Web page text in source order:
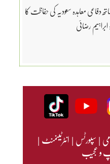
دفاعی معاہدہ سعودیہ کی حفاظت کا
رضائی
|سپورٹس|انٹرٹینمنٹ|
و عجیب